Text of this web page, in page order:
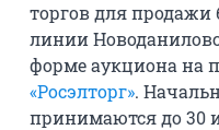
торгов для продажи
линии
форме аукциона на
«Росэлторг».
принимаются до 30